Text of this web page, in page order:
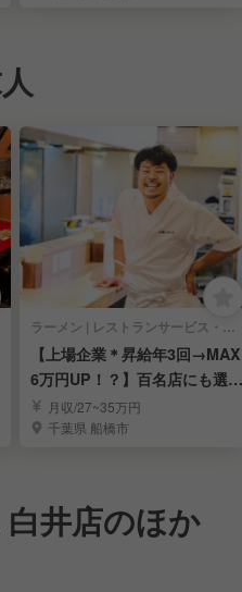
ラーメン | レストランサービス・ホールスタッフ
【上場企業＊昇給年3回→MAX
6万円UP！？】百名店にも選ば
れたラーメン屋
月収/27~35万円
千葉県 船橋市
井店のほか